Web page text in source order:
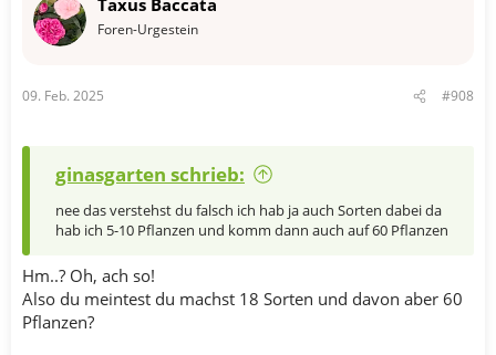
o
:
Foren-Urgestein
09. Feb. 2025 #908
ginasgarten schrieb:
nee das verstehst du falsch ich hab ja auch Sorten dabei da
hab ich 5-10 Pflanzen und komm dann auch auf 60 Pflanzen
Hm..? Oh, ach so!
Also du meintest du machst 18 Sorten und davon aber 60
Pflanzen?